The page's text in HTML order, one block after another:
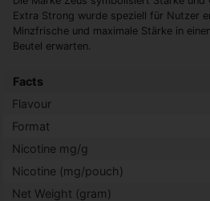
Extra Strong wurde speziell für Nutzer
Minzfrische und maximale Stärke in
Beutel erwarten.
Facts
Flavour
Format
Nicotine mg/g
Nicotine (mg/pouch)
Net Weight (gram)